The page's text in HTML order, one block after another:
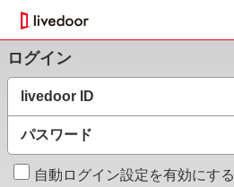
ログイン
livedoor ID
パスワード
自動ログイン設定を有効にする